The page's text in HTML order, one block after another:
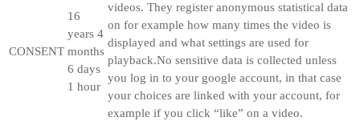
CONSENT
16
years 4
months
6 days
1 hour
videos. They register anonymous statistical data
on for example how many times the video is
displayed and what settings are used for
playback.No sensitive data is collected unless
you log in to your google account, in that case
your choices are linked with your account, for
example if you click “like” on a video.